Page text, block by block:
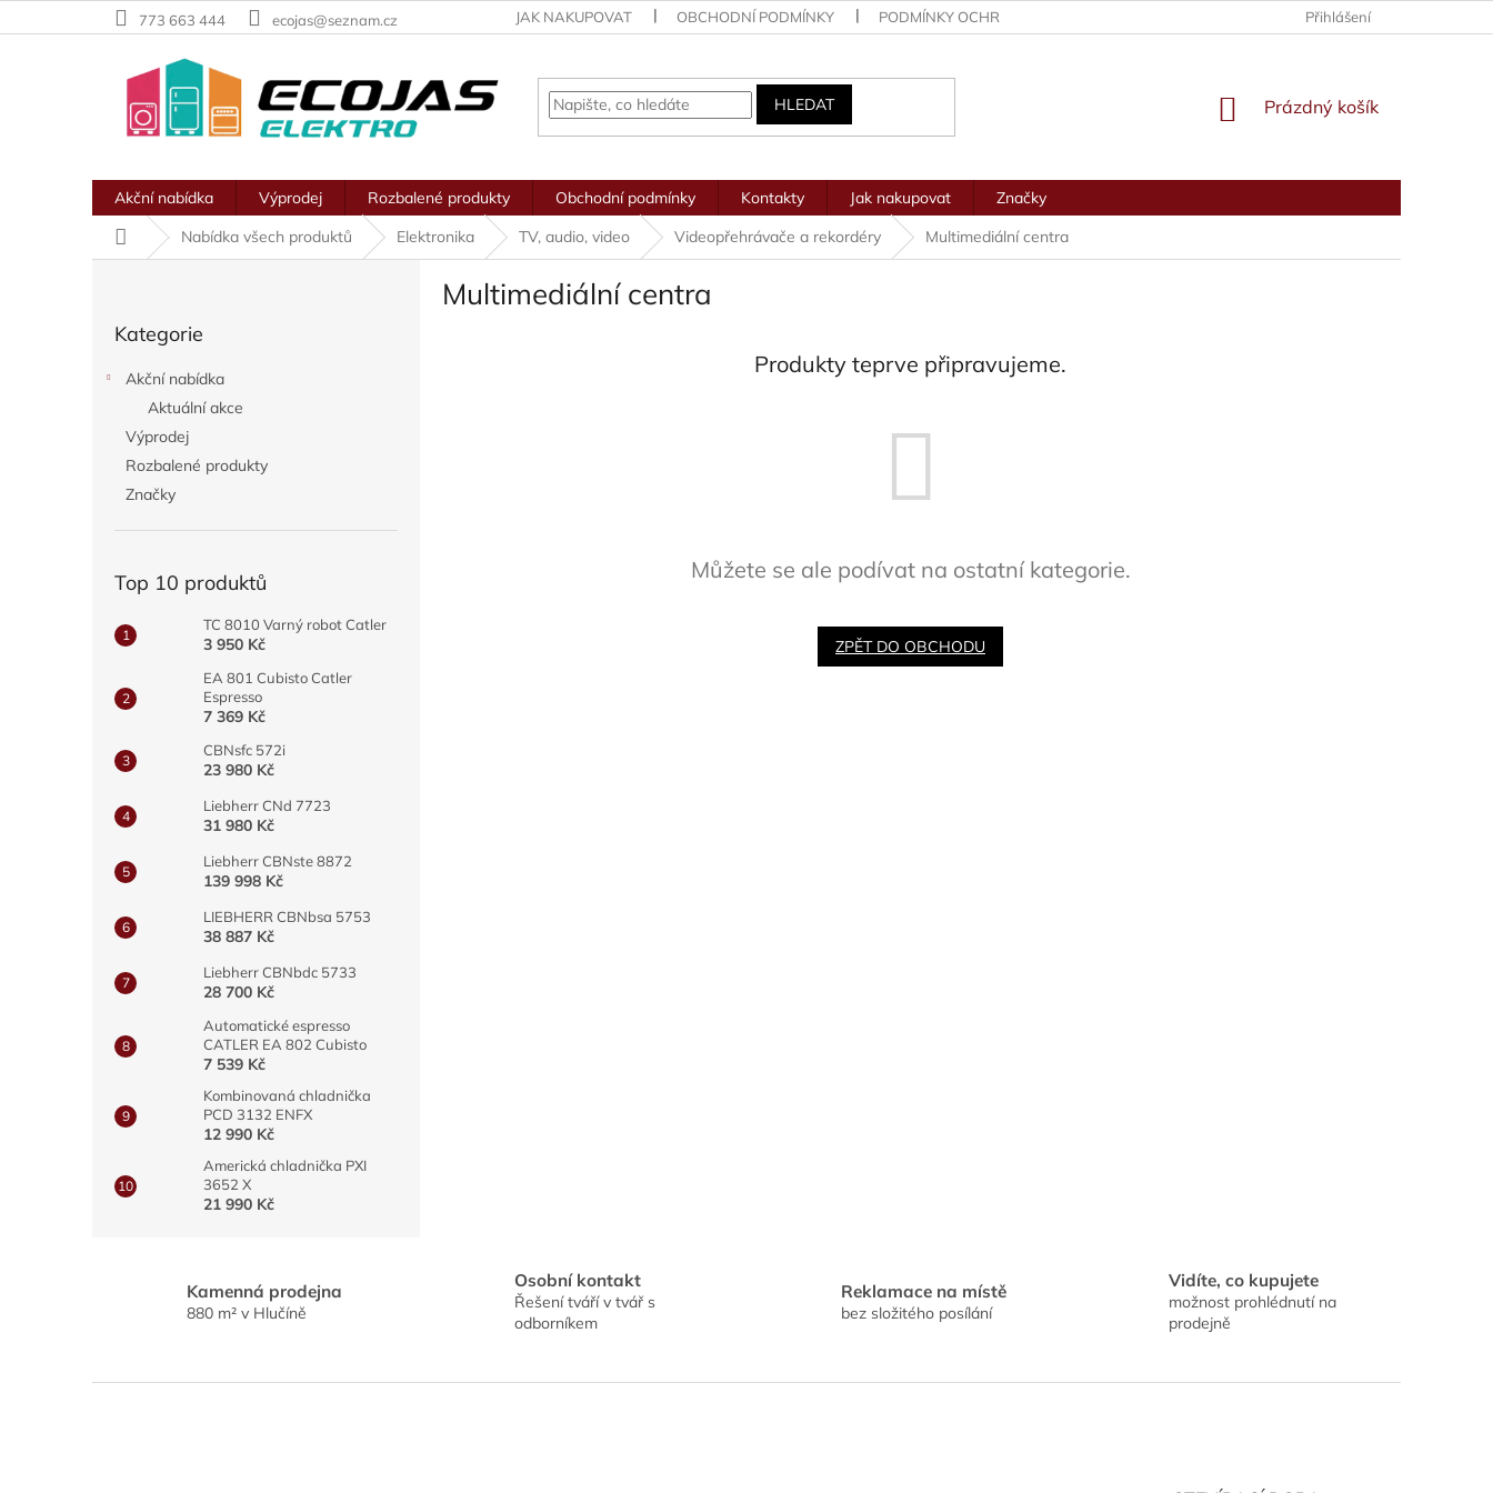
na
773 663 444 ecojas@seznam.cz JAK NAKUPOVAT OBCHODNÍ PODMÍNKY PODMÍNKY OCHRANY OSOBNÍCH ÚDAJŮ Přihlášení
HLEDAT
NÁKUPNÍ
Prázdný košík
Akční nabídka Výprodej Rozbalené produkty Obchodní podmínky Kontakty Jak nakupovat
Značky
Domů
Nabídka všech produktů Elektronika TV, audio, video Videopřehrávače a rekordéry Multimediální centra
kategorie
Kategorie
Akční nabídka
Aktuální akce
Výprodej
Rozbalené produkty
Značky
Top 10 produktů
TC 8010 Varný robot Catler
3 950 Kč
EA 801 Cubisto Catler
Espresso
7 369 Kč
CBNsfc 572i
23 980 Kč
Liebherr CNd 7723
31 980 Kč
Liebherr CBNste 8872
139 998 Kč
LIEBHERR CBNbsa 5753
38 887 Kč
Liebherr CBNbdc 5733
28 700 Kč
Automatické espresso
CATLER EA 802 Cubisto
7 539 Kč
Kombinovaná chladnička
PCD 3132 ENFX
12 990 Kč
Americká chladnička PXI
3652 X
21 990 Kč
Multimediální centra
Produkty teprve připravujeme.
Můžete se ale podívat na ostatní kategorie.
ZPĚT DO OBCHODU
Kamenná prodejna
880 m² v Hlučíně
Osobní kontakt
Řešení tváří v tvář s
odborníkem
Reklamace na místě
bez složitého posílání
Vidíte, co kupujete
možnost prohlédnutí na
prodejně